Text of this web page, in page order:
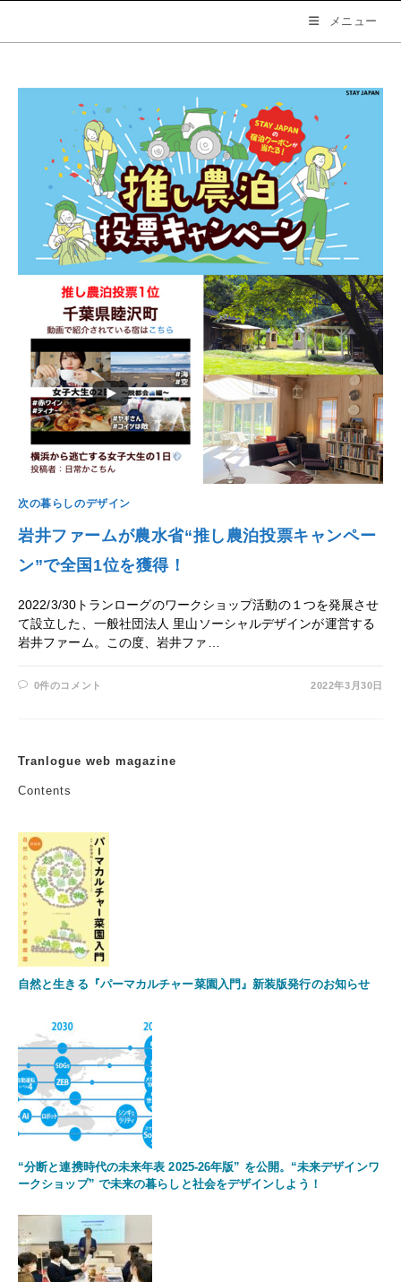
テ
メニュー
次の暮らしのデザイン
岩井ファームが農水省“推し農泊投票キャンペー
ン”で全国1位を獲得！
2022/3/30トランローグのワークショップ活動の１つを発展させ
て設立した、一般社団法人 里山ソーシャルデザインが運営する
岩井ファーム。この度、岩井ファ…
0件のコメント 2022年3月30日
Tranlogue web magazine
Contents
自然と生きる『パーマカルチャー菜園入門』新装版発行のお知らせ
“分断と連携時代の未来年表 2025-26年版” を公開。“未来デザインワ
ークショップ” で未来の暮らしと社会をデザインしよう！